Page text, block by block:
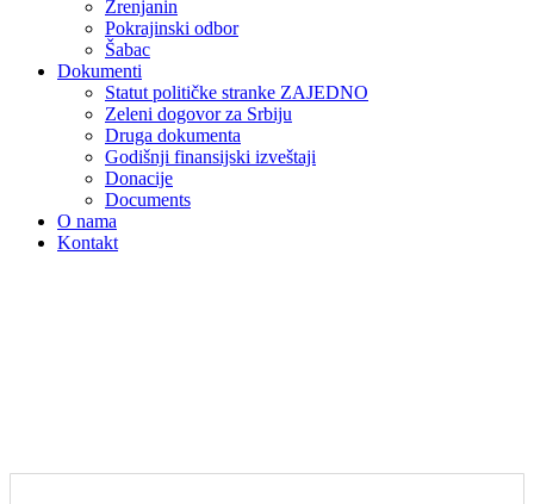
Zrenjanin
Pokrajinski odbor
Šabac
Dokumenti
Statut političke stranke ZAJEDNO
Zeleni dogovor za Srbiju
Druga dokumenta
Godišnji finansijski izveštaji
Donacije
Documents
O nama
Kontakt